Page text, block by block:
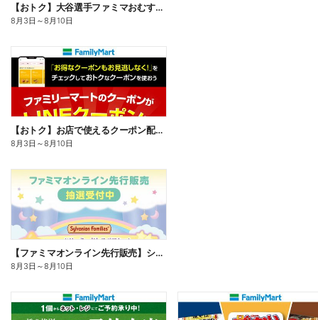
【おトク】大谷選手ファミマおむすび割
8月3日 ～8月10日
【おトク】お店で使えるクーポン配信中
8月3日 ～8月10日
【ファミマオンライン先行販売】シルバニアファミリー
8月3日 ～8月10日